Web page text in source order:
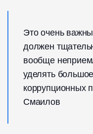
Это очень
должен
вообще
уделять
коррупционных
Смаилов